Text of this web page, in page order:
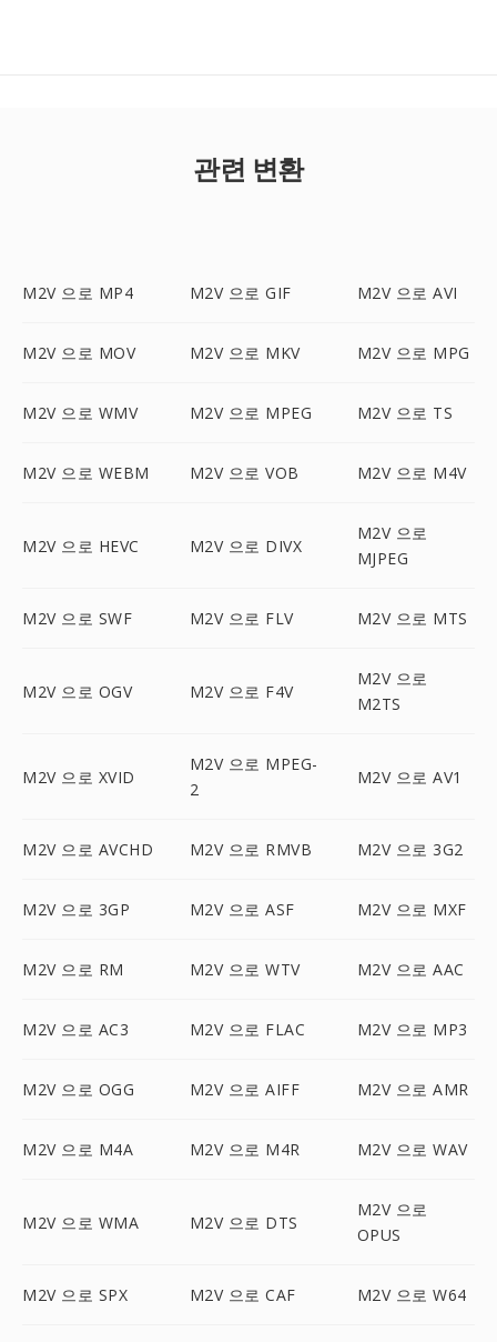
관련 변환
M2V 으로 MP4 M2V 으로 GIF M2V 으로 AVI
M2V 으로 MOV M2V 으로 MKV M2V 으로 MPG
M2V 으로 WMV M2V 으로 MPEG M2V 으로 TS
M2V 으로 WEBM M2V 으로 VOB M2V 으로 M4V
M2V 으로 HEVC M2V 으로 DIVX
M2V 으로
MJPEG
M2V 으로 SWF M2V 으로 FLV M2V 으로 MTS
M2V 으로 OGV M2V 으로 F4V
M2V 으로
M2TS
M2V 으로 XVID
M2V 으로 MPEG-
2
M2V 으로 AV1
M2V 으로 AVCHD M2V 으로 RMVB M2V 으로 3G2
M2V 으로 3GP M2V 으로 ASF M2V 으로 MXF
M2V 으로 RM M2V 으로 WTV M2V 으로 AAC
M2V 으로 AC3 M2V 으로 FLAC M2V 으로 MP3
M2V 으로 OGG M2V 으로 AIFF M2V 으로 AMR
M2V 으로 M4A M2V 으로 M4R M2V 으로 WAV
M2V 으로 WMA M2V 으로 DTS
M2V 으로
OPUS
M2V 으로 SPX M2V 으로 CAF M2V 으로 W64